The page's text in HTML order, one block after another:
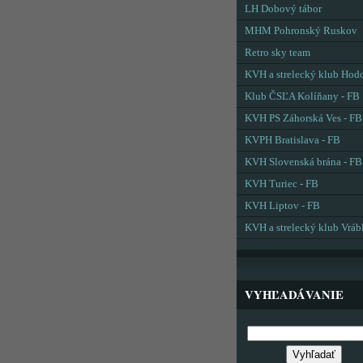
LH Dobový tábor
MHM Pohronský Ruskov
Retro sky team
KVH a strelecký klub
Klub ČSĽA Kolíňany - FB
KVH PS Záhorská Ves - FB
KVPH Bratislava - FB
KVH Slovenská brána - FB
KVH Turiec - FB
KVH Liptov - FB
KVH a strelecký klub
VYHĽADÁVANIE